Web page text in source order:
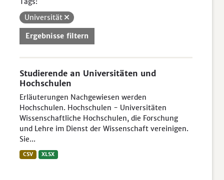
Universität
Ergebnisse filtern
Studierende an Universitäten und
Hochschulen
Erläuterungen Nachgewiesen werden
Hochschulen. Hochschulen - Universitäten
Wissenschaftliche Hochschulen, die Forschung
und Lehre im Dienst der Wissenschaft vereinigen.
Sie...
CSV XLSX